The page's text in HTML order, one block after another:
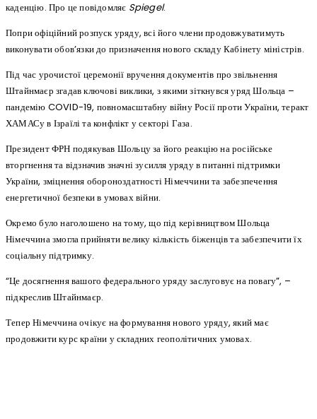
каденцію. Про це повідомляє Spiegel.
Попри офіційний розпуск уряду, всі його члени продовжуватимуть
виконувати обов’язки до призначення нового складу Кабінету міністрів.
Під час урочистої церемонії вручення документів про звільнення
Штайнмаєр згадав ключові виклики, з якими зіткнувся уряд Шольца –
пандемію COVID-19, повномасштабну війну Росії проти України, теракт
ХАМАСу в Ізраїлі та конфлікт у секторі Газа.
Президент ФРН подякував Шольцу за його реакцію на російське
вторгнення та відзначив значні зусилля уряду в питанні підтримки
України, зміцнення обороноздатності Німеччини та забезпечення
енергетичної безпеки в умовах війни.
Окремо було наголошено на тому, що під керівництвом Шольца
Німеччина змогла прийняти велику кількість біженців та забезпечити їх
соціальну підтримку.
“Це досягнення вашого федерального уряду заслуговує на повагу”, –
підкреслив Штайнмаєр.
Тепер Німеччина очікує на формування нового уряду, який має
продовжити курс країни у складних геополітичних умовах.